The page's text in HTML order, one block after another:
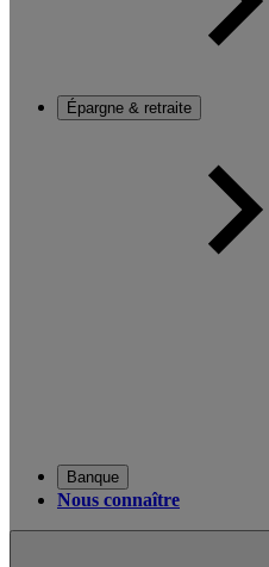
Épargne & retraite
Banque
Nous connaître